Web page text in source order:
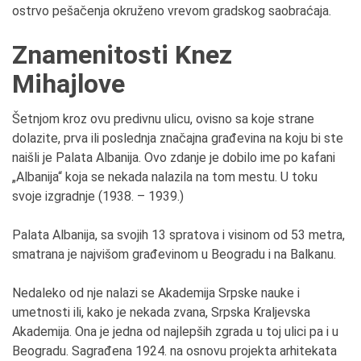
ostrvo pešačenja okruženo vrevom gradskog saobraćaja.
Znamenitosti Knez
Mihajlove
Šetnjom kroz ovu predivnu ulicu, ovisno sa koje strane
dolazite, prva ili poslednja značajna građevina na koju bi ste
naišli je Palata Albanija. Ovo zdanje je dobilo ime po kafani
„Albanija“ koja se nekada nalazila na tom mestu. U toku
svoje izgradnje (1938. – 1939.)
Palata Albanija, sa svojih 13 spratova i visinom od 53 metra,
smatrana je najvišom građevinom u Beogradu i na Balkanu.
Nedaleko od nje nalazi se Akademija Srpske nauke i
umetnosti ili, kako je nekada zvana, Srpska Kraljevska
Akademija. Ona je jedna od najlepših zgrada u toj ulici pa i u
Beogradu. Sagrađena 1924. na osnovu projekta arhitekata